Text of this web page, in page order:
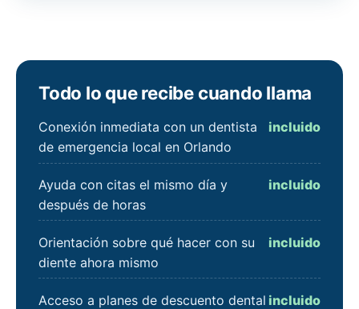
Todo lo que recibe cuando llama
Conexión inmediata con un dentista
de emergencia local en Orlando
incluido
Ayuda con citas el mismo día y
después de horas
incluido
Orientación sobre qué hacer con su
diente ahora mismo
incluido
Acceso a planes de descuento dental incluido